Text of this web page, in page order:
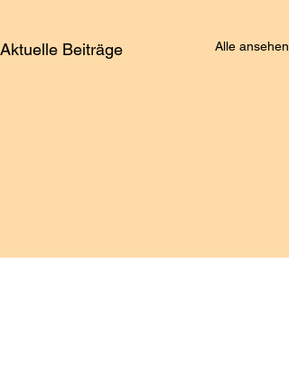
Aktuelle Beiträge Alle ansehen